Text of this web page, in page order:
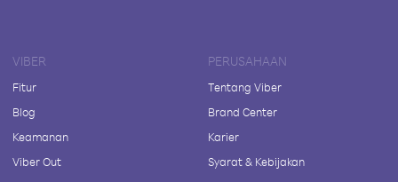
VIBER
Fitur
Blog
Keamanan
Viber Out
PERUSAHAAN
Tentang Viber
Brand Center
Karier
Syarat & Kebijakan